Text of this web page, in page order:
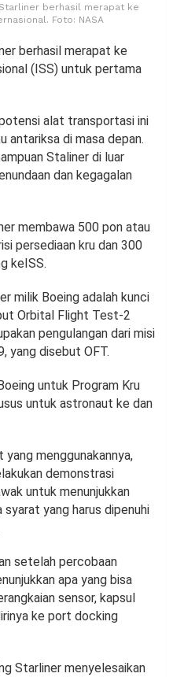
berhasil merapat ke
Foto: NASA
berhasil merapat ke
(ISS) untuk pertama
alat transportasi ini
antariksa di masa depan.
Staliner di luar
dan kegagalan
membawa 500 pon atau
persediaan kru dan 300
keISS.
milik Boeing adalah kunci
Orbital Flight Test-2
pengulangan dari misi
yang disebut OFT.
untuk Program Kru
untuk astronaut ke dan
menggunakannya,
demonstrasi
untuk menunjukkan
yang harus dipenuhi
setelah percobaan
apa yang bisa
sensor, kapsul
ke port docking
Starliner menyelesaikan